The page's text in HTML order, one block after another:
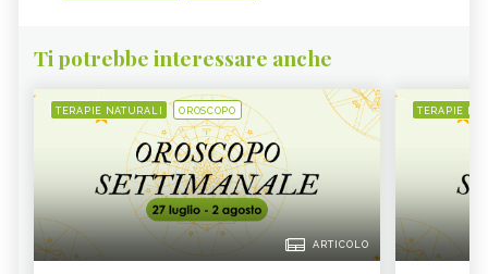
Ti potrebbe interessare anche
TERAPIE NATURALI OROSCOPO
ARTICOLO
TERAPIE